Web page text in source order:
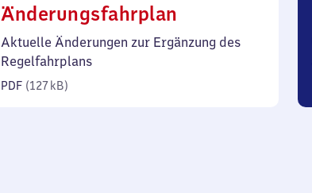
Änderungsfahrplan
127
Aktuelle Änderungen zur Ergänzung des
Regelfahrplans
PDF (127 kB)